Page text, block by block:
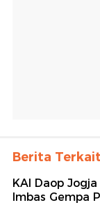
Berita Terkait
KAI Daop
Imbas Gempa